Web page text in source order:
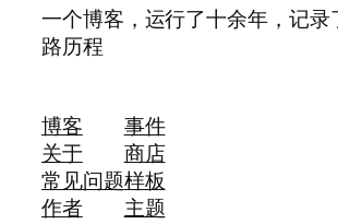
一个博客，运行了十余年，记录
路历程
博客
关于
常见问题
作者
事件
商店
样板
主题